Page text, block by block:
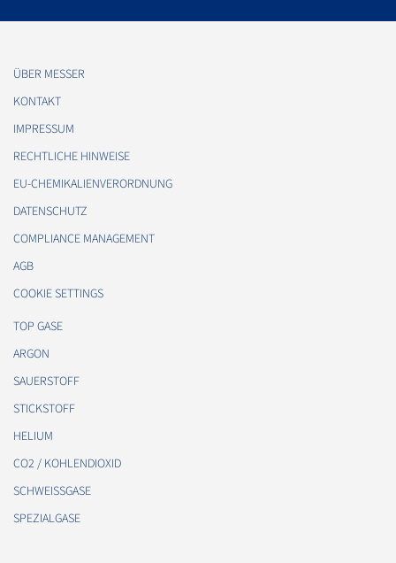
ÜBER MESSER
KONTAKT
IMPRESSUM
RECHTLICHE HINWEISE
EU-CHEMIKALIENVERORDNUNG
DATENSCHUTZ
COMPLIANCE MANAGEMENT
AGB
COOKIE SETTINGS
TOP GASE
ARGON
SAUERSTOFF
STICKSTOFF
HELIUM
CO2 / KOHLENDIOXID
SCHWEISSGASE
SPEZIALGASE